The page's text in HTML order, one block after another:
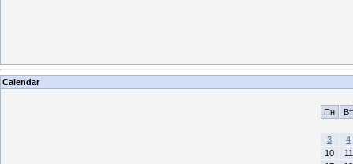
Calendar
Пн
Вт
3
4
10
11